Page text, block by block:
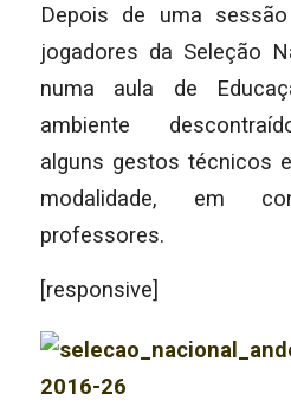
Depois de uma
jogadores da Seleção
numa aula de
ambiente
alguns gestos técnicos
modalidade, em
professores.
[responsive]